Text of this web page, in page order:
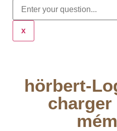
x
hörbert-
charger